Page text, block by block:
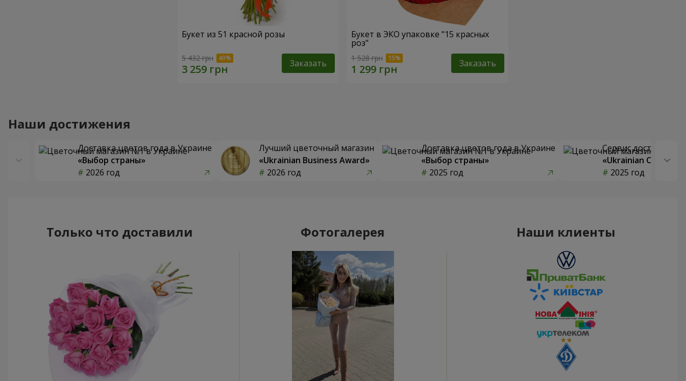
Букет из 51 красной розы
5 432 грн Заказать
Букет в ЭКО упаковке "15 красных
роз"
1 528 грн Заказать
Наши достижения
Доставка цветов года в Украине
«Выбор страны»
2026 год
Лучший цветочный магазин
«Ukrainian Business Award»
2026 год
Доставка цветов года в Украине
«Выбор страны»
2025 год
Сервис доставки
«Ukrainian Choice»
2025 год
Только что доставили Фотогалерея Наши клиенты